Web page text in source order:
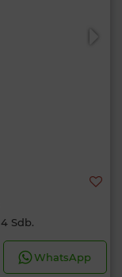
4 Sdb.
WhatsApp